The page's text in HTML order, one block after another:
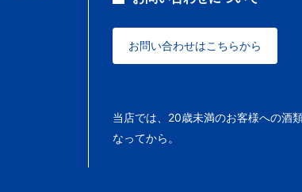
お問い合わせはこちらから
当店では、20歳未満のお客様への酒
なってから。